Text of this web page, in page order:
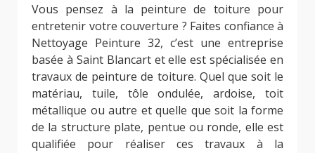
Vous pensez à la peinture de toiture pour
entretenir votre couverture ? Faites confiance à
Nettoyage Peinture 32, c’est une entreprise
basée à Saint Blancart et elle est spécialisée en
travaux de peinture de toiture. Quel que soit le
matériau, tuile, tôle ondulée, ardoise, toit
métallique ou autre et quelle que soit la forme
de la structure plate, pentue ou ronde, elle est
qualifiée pour réaliser ces travaux à la